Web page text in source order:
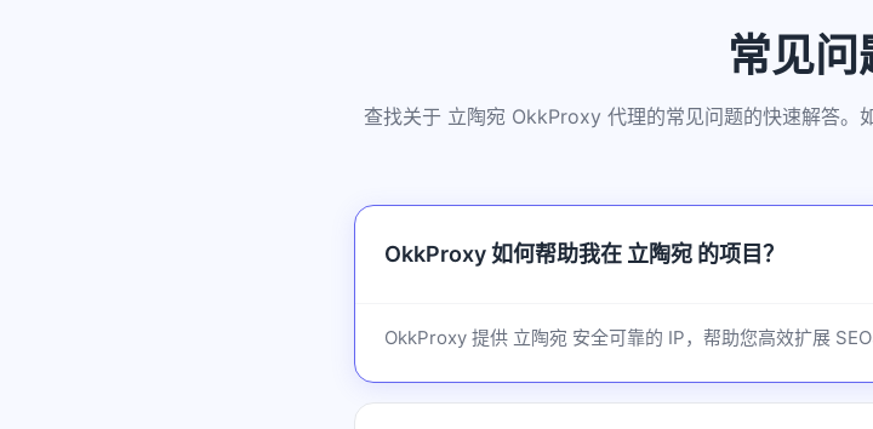
常见问
查找关于 立陶宛 OkkProxy 代理的常见问题的快速解答。
OkkProxy 如何帮助我在 立陶宛 的项目？
OkkProxy 提供 立陶宛 安全可靠的 IP，帮助您高效扩展